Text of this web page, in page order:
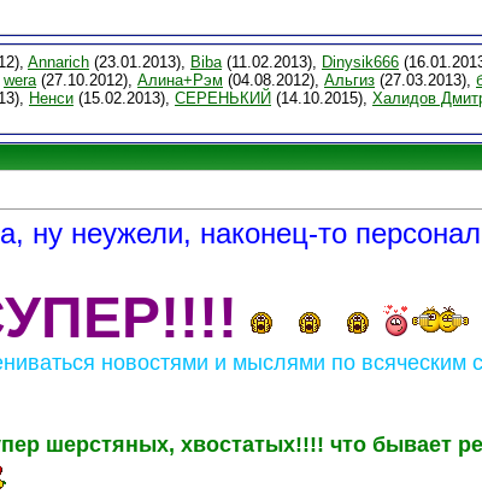
Annarich (23.01.2013), Biba(11.02.2013), Dinysik666
wera(27.10.2012), Алина+Рэм (04.08.2012), Альгиз (27.03.2013),
Ненси (15.02.2013), СЕРЕНЬКИЙ (14.10.2015), Халидов
ну неужели, наконец-то
новостями и мыслями по всяческим
шерстяных, хвостатых!!!! что бывает